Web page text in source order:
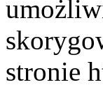
stronie